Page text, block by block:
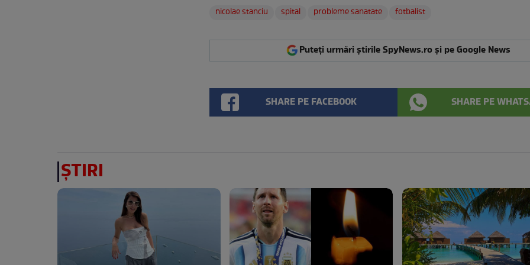
nicolae stanciu spital probleme sanatate fotbalist
Puteți urmări știrile SpyNews.ro și pe Google News
SHARE PE FACEBOOK SHARE PE
ȘTIRI